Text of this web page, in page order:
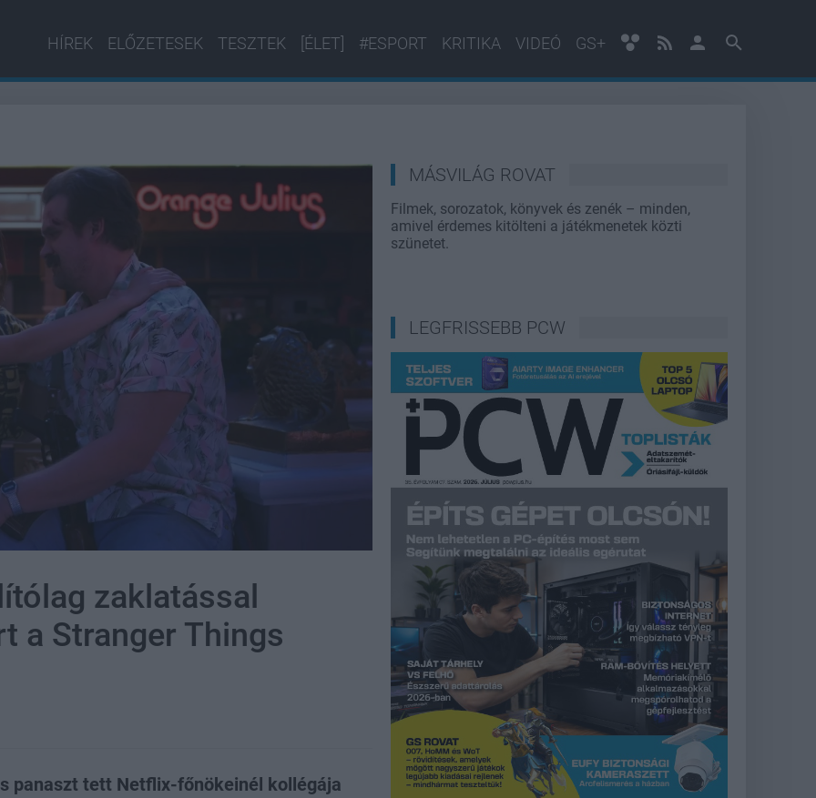
HÍREK ELŐZETESEK TESZTEK [ÉLET] #ESPORT KRITIKA VIDEÓ GS+
zaklatással
a Stranger Things
panaszt tett Netflix-főnökeinél kollégája
MÁSVILÁG ROVAT
Filmek, sorozatok, könyvek és zenék – minden,
amivel érdemes kitölteni a játékmenetek közti
szünetet.
LEGFRISSEBB PCW